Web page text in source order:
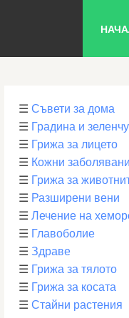
☰ Съвети за дома
☰ Градина и
☰ Грижа за лицето
☰ Кожни
☰ Грижа за
☰ Разширени вени
☰ Лечение на
☰ Главоболие
☰ Здраве
☰ Грижа за тялото
☰ Грижа за косата
☰ Стайни растения